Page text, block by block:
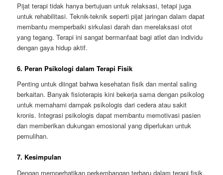
Pijat terapi tidak hanya bertujuan untuk relaksasi, tetapi juga
untuk rehabilitasi. Teknik-teknik seperti pijat jaringan dalam dapat
membantu memperbaiki sirkulasi darah dan merelaksasi otot
yang tegang. Terapi ini sangat bermanfaat bagi atlet dan individu
dengan gaya hidup aktif.
6. Peran Psikologi dalam Terapi Fisik
Penting untuk diingat bahwa kesehatan fisik dan mental saling
berkaitan. Banyak fisioterapis kini bekerja sama dengan psikolog
untuk memahami dampak psikologis dari cedera atau sakit
kronis. Integrasi psikologis dapat membantu memotivasi pasien
dan memberikan dukungan emosional yang diperlukan untuk
pemulihan.
7. Kesimpulan
Dengan memperhatikan perkembangan terbaru dalam terapi fisik,